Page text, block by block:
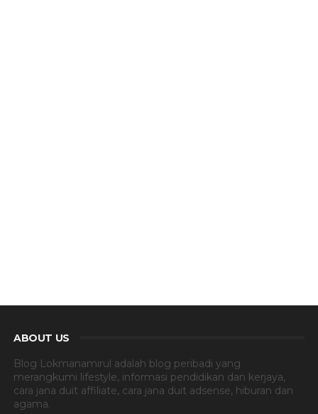
ABOUT US
Blog Lokmanamirul adalah blog peribadi yang
merangkumi lifestyle, informasi pendidikan dan kerjaya,
cara jana duit affiliate, cara jana duit adsense, hiburan dan
agama.